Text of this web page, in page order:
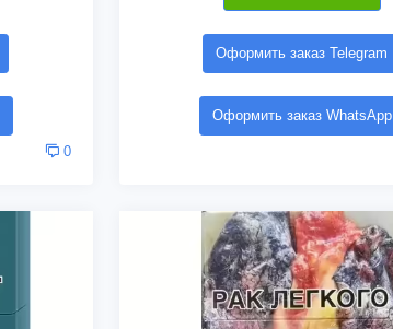
0
Оформить заказ Telegram
Оформить заказ WhatsApp